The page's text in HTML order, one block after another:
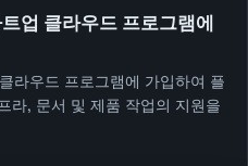
업 클라우드 프로그램에
라우드 프로그램에 가입하여 플
라, 문서 및 제품 작업의 지원을